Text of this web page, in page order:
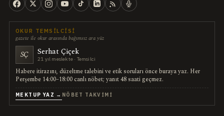
OKUR TEMSILCISI
gazete ile okur arasında bağımsız ara yüz
SÇ Serhat Çiçek
21 yıl meslekte · Temsilci
Habere itirazını, düzeltme talebini ve etik soruları önce buraya yaz. Her
Perşembe 14:00–18:00 canlı nöbet; yanıt 48 saati geçmez.
MEKTUP YAZ → NÖBET TAKVIMI